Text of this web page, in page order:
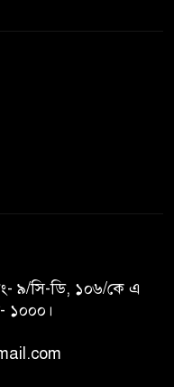
লি
৯/সি-ডি, ১০৬/কে এ
১০০০।